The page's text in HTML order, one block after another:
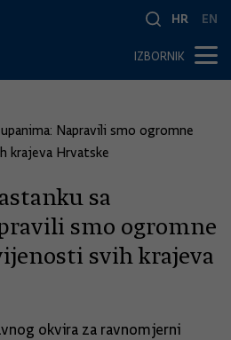
HR EN
IZBORNIK
Napravili smo ogromne
krajeva Hrvatske
sa
smo ogromne
svih krajeva
okvira za ravnomjerni